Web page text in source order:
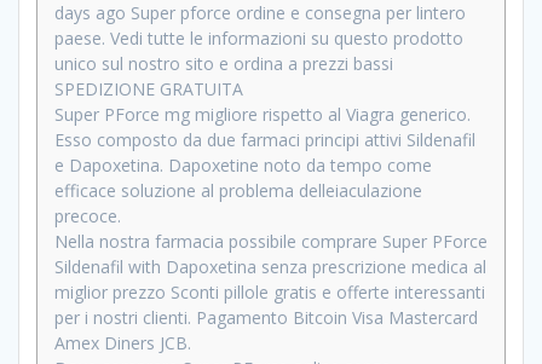
days ago Super pforce ordine e consegna per lintero
paese. Vedi tutte le informazioni su questo prodotto
unico sul nostro sito e ordina a prezzi bassi
SPEDIZIONE GRATUITA
Super PForce mg migliore rispetto al Viagra generico.
Esso composto da due farmaci principi attivi Sildenafil
e Dapoxetina. Dapoxetine noto da tempo come
efficace soluzione al problema delleiaculazione
precoce.
Nella nostra farmacia possibile comprare Super PForce
Sildenafil with Dapoxetina senza prescrizione medica al
miglior prezzo Sconti pillole gratis e offerte interessanti
per i nostri clienti. Pagamento Bitcoin Visa Mastercard
Amex Diners JCB.